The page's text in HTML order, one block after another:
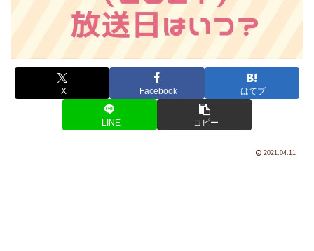
X Facebook はてブ
LINE コピー
2021.04.11